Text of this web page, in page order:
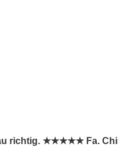
richtig. ★★★★★ Fa.